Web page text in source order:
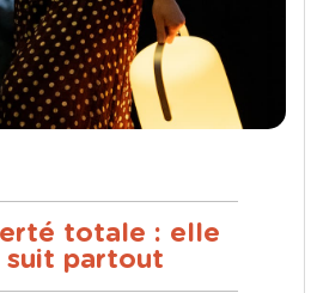
totale : elle
suit partout